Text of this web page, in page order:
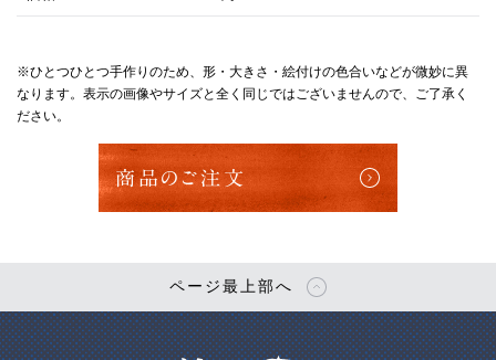
※ひとつひとつ手作りのため、形・大きさ・絵付けの色合いなどが微妙に異
なります。表示の画像やサイズと全く同じではございませんので、ご了承く
ださい。
商品のご注文
ページ最上部へ